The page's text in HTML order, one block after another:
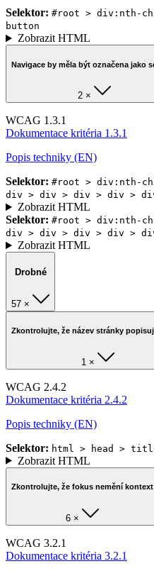
Selektor: #root > div:nth-
button
Zobrazit HTML
Navigace by měla být označena jako
2 ×
WCAG 1.3.1
Dokumentace kritéria 1.3.1
Popis techniky (EN)
Selektor: #root > div:nth-
div > div > div > div >
Zobrazit HTML
Selektor: #root > div:nth-
div > div > div > div >
Zobrazit HTML
Drobné
57 ×
Zkontrolujte, že název stránky
1 ×
WCAG 2.4.2
Dokumentace kritéria 2.4.2
Popis techniky (EN)
Selektor: html > head >
Zobrazit HTML
Zkontrolujte, že fokus nemění kontext
6 ×
WCAG 3.2.1
Dokumentace kritéria 3.2.1